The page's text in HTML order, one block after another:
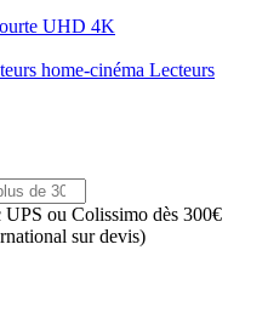
UHD 4K
home-cinéma Lecteurs
ou Colissimo dès 300€
sur devis)